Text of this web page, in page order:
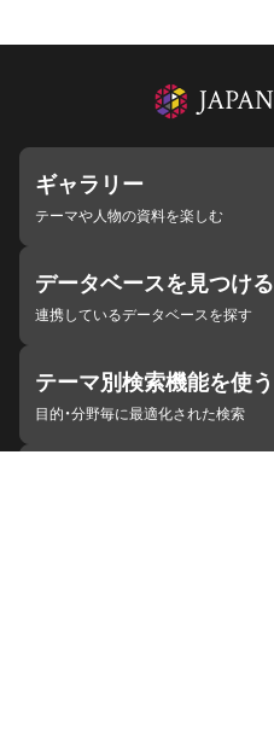
ギャラリー
テーマや人物の資料を楽しむ
データベースを見つける
連携しているデータベースを探す
テーマ別検索機能を使う
目的・分野毎に最適化された検索